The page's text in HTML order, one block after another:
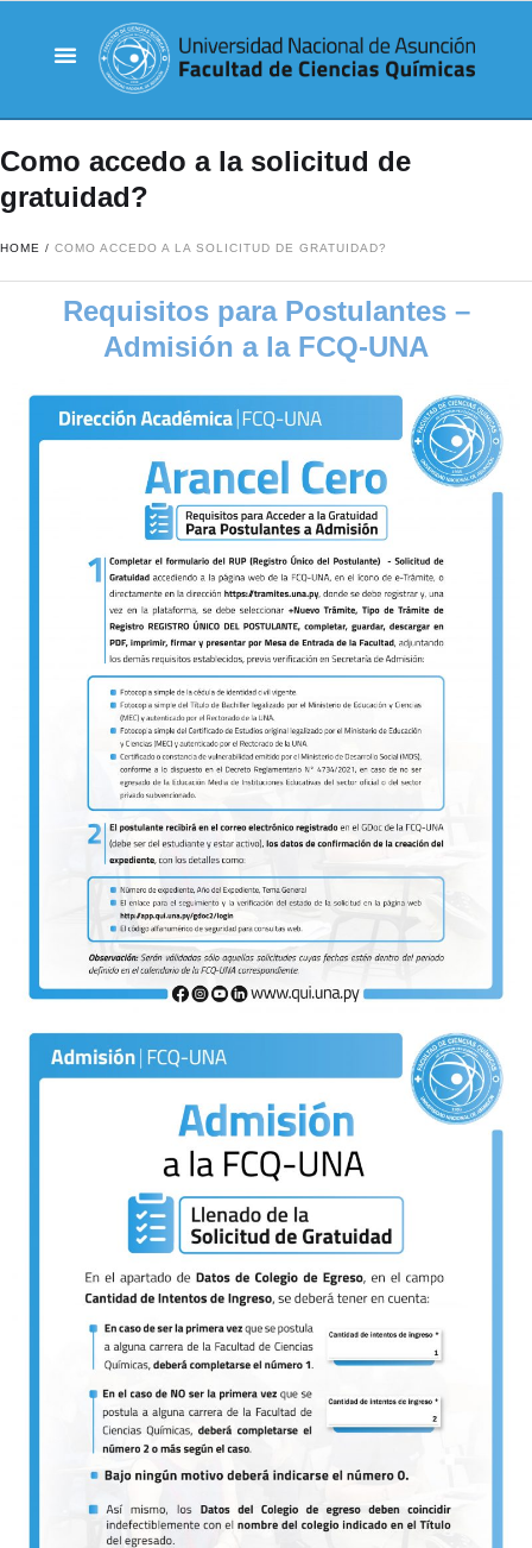
Como accedo a la solicitud de
gratuidad?
HOME / COMO ACCEDO A LA SOLICITUD DE GRATUIDAD?
Requisitos para Postulantes –
Admisión a la FCQ-UNA